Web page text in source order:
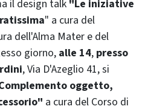
il design talk "Le iniziative
" a cura del
dell'Alma Mater e del
giorno, alle 14, presso
, Via D'Azeglio 41, si
oggetto,
a cura del Corso di